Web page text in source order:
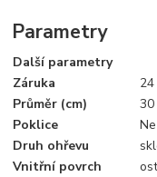
Parametry
Další parametry
Záruka
Průměr (cm)
30
Poklice
Ne
Druh ohřevu
Vnitřní povrch